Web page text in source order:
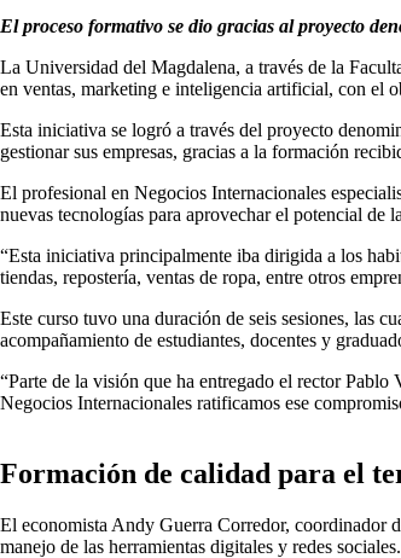
El proceso formativo se dio gracias al proyecto
La Universidad del Magdalena, a través de la
en ventas, marketing e inteligencia artificial, con el
Esta iniciativa se logró a través del proyecto
gestionar sus empresas, gracias a la formación
El profesional en Negocios Internacionales
nuevas tecnologías para aprovechar el potencial de
“Esta iniciativa principalmente iba dirigida a los
tiendas, repostería, ventas de ropa, entre otros
Este curso tuvo una duración de seis sesiones, las
acompañamiento de estudiantes, docentes y
“Parte de la visión que ha entregado el rector Pablo
Negocios Internacionales ratificamos ese
Formación de calidad para el
El economista Andy Guerra Corredor, coordinador
manejo de las herramientas digitales y redes sociales.